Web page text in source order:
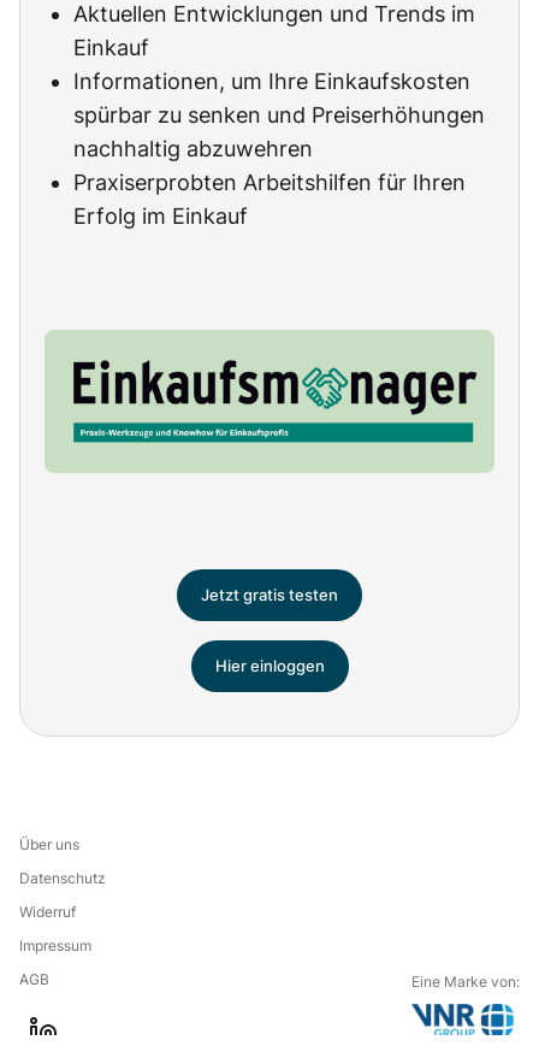
Aktuellen Entwicklungen und Trends im
Einkauf
Informationen, um Ihre Einkaufskosten
spürbar zu senken und Preiserhöhungen
nachhaltig abzuwehren
Praxiserprobten Arbeitshilfen für Ihren
Erfolg im Einkauf
Jetzt gratis testen
Hier einloggen
Über uns
Datenschutz
Widerruf
Impressum
AGB
Eine Marke von: